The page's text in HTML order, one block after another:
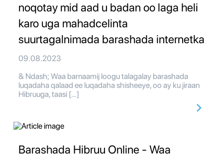
noqotay mid aad u badan oo laga heli
karo uga mahadcelinta
suurtagalnimada barashada internetka
09.08.2023
& Ndash; Waa barnaamij loogu talagalay barashada
luqadaha qalaad ee luqadaha shisheeye, oo ay ku jiraan
Hibruuga, taasi […]
Barashada Hibruu Online - Waa